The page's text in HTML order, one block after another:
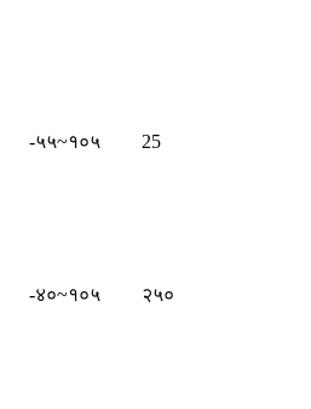
-५५~१०५ 25
-४०~१०५ २५०